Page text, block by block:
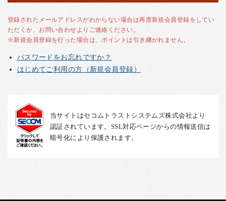
お知らせ
English
登録されたメールアドレスがわからない場合は再度新規会員登録をしてい
ただくか、お問い合わせよりご連絡ください。
※新規会員登録を行った場合は、ポイントは引き継がれません。
パスワードをお忘れですか？
はじめてご利用の方（新規会員登録）
当サイトはセコムトラストシステムズ株式会社より
認証されています。SSL対応ページからの情報送信は
暗号化により保護されます。